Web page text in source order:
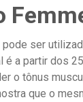
ser
é a partir dos
o tônus
que o